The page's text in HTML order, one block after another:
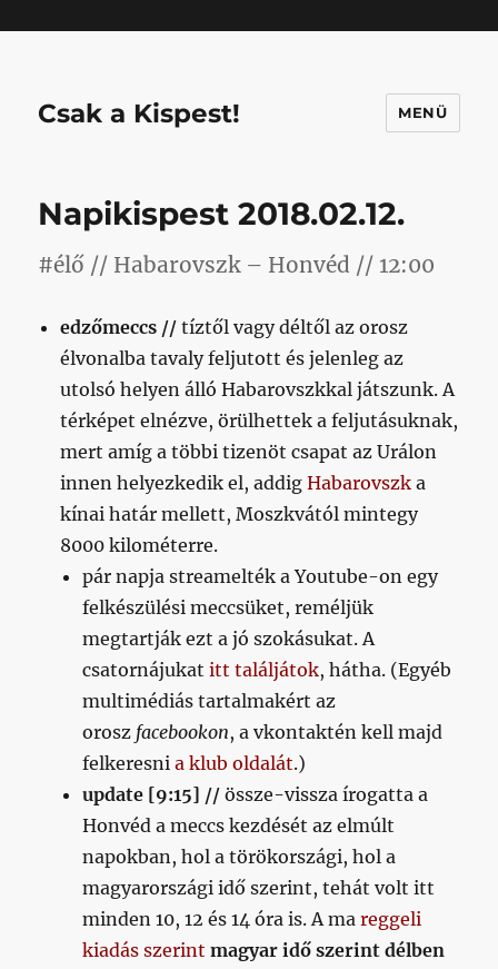
Csak a Kispest! MENÜ
Napikispest 2018.02.12.
#élő // Habarovszk – Honvéd // 12:00
edzőmeccs //tíztől vagy déltől az orosz
élvonalba tavaly feljutott és jelenleg az
utolsó helyen álló Habarovszkkal játszunk. A
térképet elnézve, örülhettek a feljutásuknak,
mert amíg a többi tizenöt csapat az Urálon
innen helyezkedik el, addigHabarovszk a
kínai határ mellett, Moszkvától mintegy
8000 kilométerre.
pár napja streamelték a Youtube-on egy
felkészülési meccsüket, reméljük
megtartják ezt a jó szokásukat. A
csatornájukatitt találjátok, hátha. (Egyéb
multimédiás tartalmakért az
orosz facebookon, a vkontaktén kell majd
felkeresnia klub oldalát.)
update [9:15] //össze-vissza írogatta a
Honvéd a meccs kezdését az elmúlt
napokban, hol a törökországi, hol a
magyarországi idő szerint, tehát volt itt
minden 10, 12 és 14 óra is. A mareggeli
kiadás szerint magyar idő szerint délben